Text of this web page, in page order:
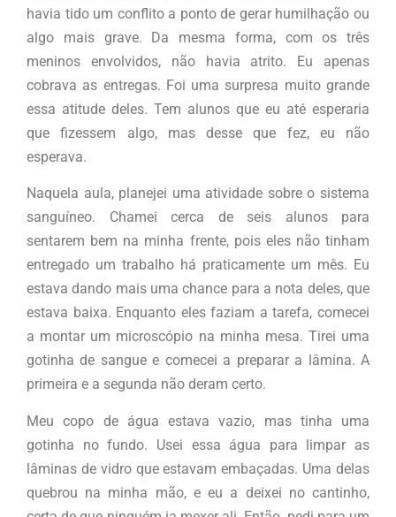
havia tido um conflito a ponto de gerar humilhação ou
algo mais grave. Da mesma forma, com os três
meninos envolvidos, não havia atrito. Eu apenas
cobrava as entregas. Foi uma surpresa muito grande
essa atitude deles. Tem alunos que eu até esperaria
que fizessem algo, mas desse que fez, eu não
esperava.
Naquela aula, planejei uma atividade sobre o sistema
sanguíneo. Chamei cerca de seis alunos para
sentarem bem na minha frente, pois eles não tinham
entregado um trabalho há praticamente um mês. Eu
estava dando mais uma chance para a nota deles, que
estava baixa. Enquanto eles faziam a tarefa, comecei
a montar um microscópio na minha mesa. Tirei uma
gotinha de sangue e comecei a preparar a lâmina. A
primeira e a segunda não deram certo.
Meu copo de água estava vazio, mas tinha uma
gotinha no fundo. Usei essa água para limpar as
lâminas de vidro que estavam embaçadas. Uma delas
quebrou na minha mão, e eu a deixei no cantinho,